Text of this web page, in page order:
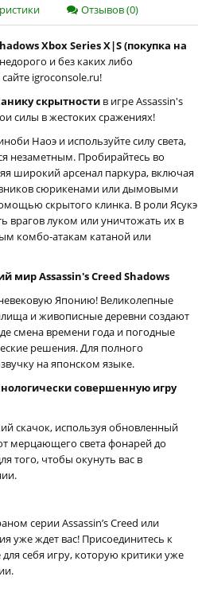
Отзывов (0)
Xbox Series X|S (покупка на
недорого и без каких либо
igroconsole.ru!
скрытности в игре Assassin's
силы в жестоких сражениях!
Наоэ и используйте силу света,
незаметным. Пробирайтесь во
широкий арсенал паркура, включая
сюрикенами или дымовыми
скрытого клинка. В роли Ясукэ
врагов луком или уничтожать их в
комбо-атакам катаной или
мир Assassin's Creed Shadows
Японию! Великолепные
и живописные деревни создают
смена времени года и погодные
решения. Для полного
на японском языке.
совершенную игру
скачок, используя обновленный
мерцающего света фонарей до
того, чтобы окунуть вас в
серии Assassin’s Creed или
уже ждет вас! Присоединитесь к
себя игру, которую критики уже